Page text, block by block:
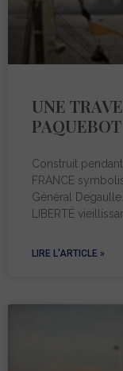
UNE
Construit
FRANCE
Général
LIBERTÉ
LIRE L'ARTICLE »